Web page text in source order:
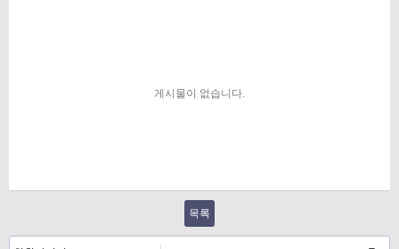
게시물이 없습니다.
목록